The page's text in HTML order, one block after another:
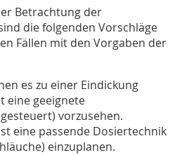
Betrachtung der
die folgenden Vorschläge
Fällen mit den Vorgaben der
es zu einer Eindickung
eine geeignete
vorzusehen.
eine passende Dosiertechnik
einzuplanen.